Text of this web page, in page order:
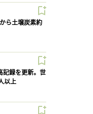
ら土壌炭素約
記録を更新。世
以上